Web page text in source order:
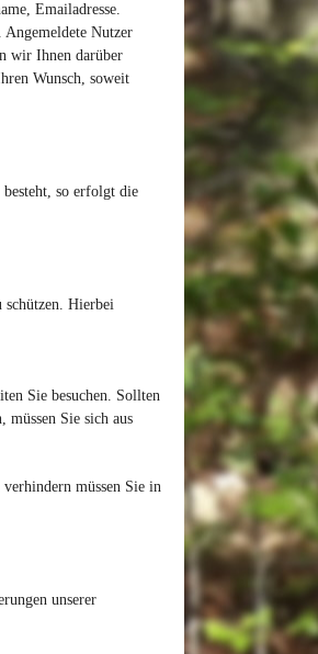
Emailadresse.
Nutzer
wir Ihnen darüber
Wunsch, soweit
so erfolgt die
schützen. Hierbei
Sie besuchen. Sollten
Sie sich aus
müssen Sie in
unserer